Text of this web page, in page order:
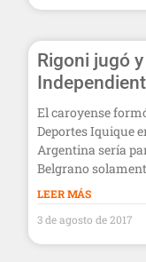
Rigoni jugó
El caroyense
Deportes Iquique
Argentina sería
Belgrano
LEER MÁS
3 de agosto de 2017